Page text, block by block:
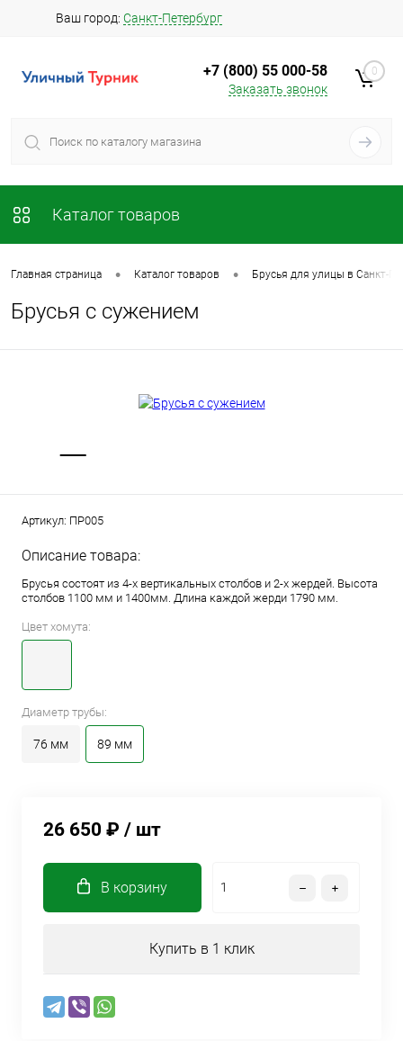
Ваш город: Санкт-Петербург
+7 (800) 55 000-58
Заказать звонок
0
Каталог товаров
Главная страница • Каталог товаров • Брусья для улицы в Санкт-
Брусья с сужением
Артикул: ПР005
Описание товара:
Брусья состоят из 4-х вертикальных столбов и 2-х жердей. Высота
столбов 1100 мм и 1400мм. Длина каждой жерди 1790 мм.
Цвет хомута:
Диаметр трубы:
76 мм 89 мм
26 650 ₽ / шт
В корзину
Купить в 1 клик